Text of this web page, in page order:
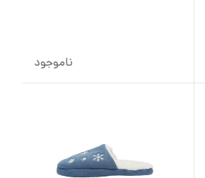
ناموجود